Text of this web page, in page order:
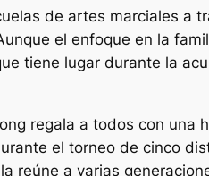
de artes marciales a
el enfoque en la
tiene lugar durante la
regala a todos con una
el torneo de cinco
reúne a varias